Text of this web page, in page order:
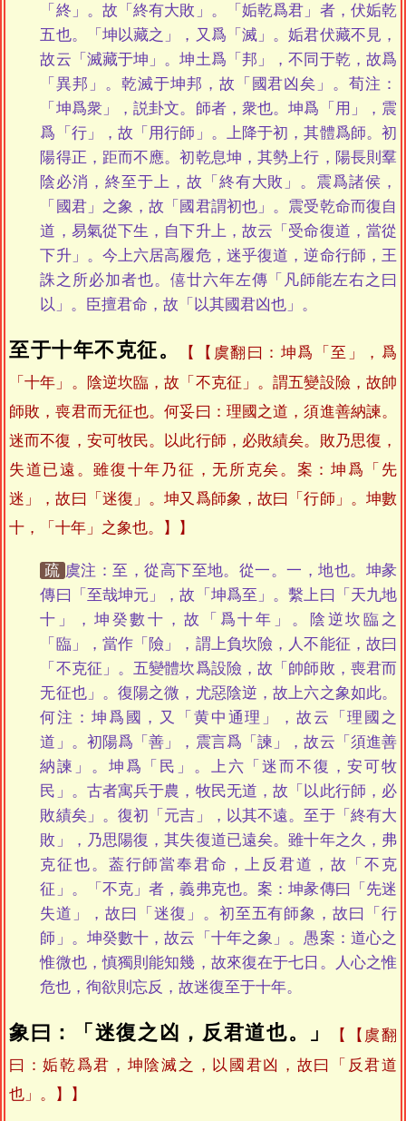
「終」。故「終有大敗」。「姤乾爲君」者，伏姤乾
五也。「坤以藏之」，又爲「滅」。姤君伏藏不見，
故云「滅藏于坤」。坤土爲「邦」，不同于乾，故爲
「異邦」。乾滅于坤邦，故「國君凶矣」。荀注：
「坤爲衆」，説卦文。師者，衆也。坤爲「用」，震
爲「行」，故「用行師」。上降于初，其體爲師。初
陽得正，距而不應。初乾息坤，其勢上行，陽長則羣
陰必消，終至于上，故「終有大敗」。震爲諸侯，
「國君」之象，故「國君謂初也」。震受乾命而復自
道，易氣從下生，自下升上，故云「受命復道，當從
下升」。今上六居高履危，迷乎復道，逆命行師，王
誅之所必加者也。僖廿六年左傳「凡師能左右之曰
以」。臣擅君命，故「以其國君凶也」。
至于十年不克征。
【虞翻曰：坤爲「至」，爲
「十年」。陰逆坎臨，故「不克征」。謂五變設險，故帥
師敗，喪君而无征也。何妥曰：理國之道，須進善納諫。
迷而不復，安可牧民。以此行師，必敗績矣。敗乃思復，
失道已遠。雖復十年乃征，无所克矣。案：坤爲「先
迷」，故曰「迷復」。坤又爲師象，故曰「行師」。坤數
十，「十年」之象也。】
疏 虞注：至，從高下至地。從一。一，地也。坤彖
傳曰「至哉坤元」，故「坤爲至」。繫上曰「天九地
十」，坤癸數十，故「爲十年」。陰逆坎臨之
「臨」，當作「險」，謂上負坎險，人不能征，故曰
「不克征」。五變體坎爲設險，故「帥師敗，喪君而
无征也」。復陽之微，尤惡陰逆，故上六之象如此。
何注：坤爲國，又「黄中通理」，故云「理國之
道」。初陽爲「善」，震言爲「諫」，故云「須進善
納諫」。坤爲「民」。上六「迷而不復，安可牧
民」。古者寓兵于農，牧民无道，故「以此行師，必
敗績矣」。復初「元吉」，以其不遠。至于「終有大
敗」，乃思陽復，其失復道已遠矣。雖十年之久，弗
克征也。葢行師當奉君命，上反君道，故「不克
征」。「不克」者，義弗克也。案：坤彖傳曰「先迷
失道」，故曰「迷復」。初至五有師象，故曰「行
師」。坤癸數十，故云「十年之象」。愚案：道心之
惟微也，慎獨則能知幾，故來復在于七日。人心之惟
危也，徇欲則忘反，故迷復至于十年。
象曰：「迷復之凶，反君道也。」
【虞翻
曰：姤乾爲君，坤陰滅之，以國君凶，故曰「反君道
也」。】